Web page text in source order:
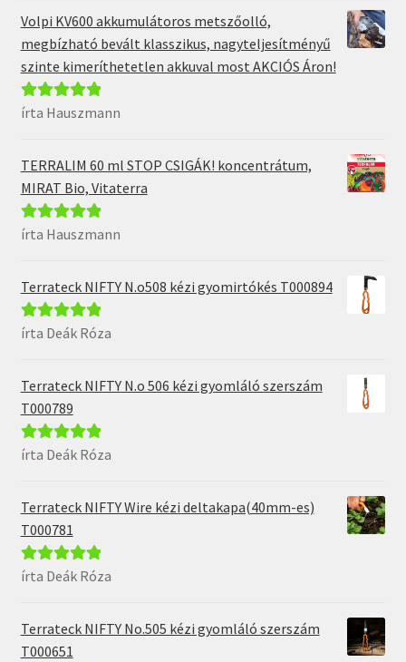
Volpi KV600 akkumulátoros metszőolló,
megbízható bevált klasszikus, nagyteljesítményű
szinte kimeríthetetlen akkuval most AKCIÓS Áron!
Értékelés:5/
írta Hauszmann
TERRALIM 60 ml STOP CSIGÁK! koncentrátum,
MIRAT Bio, Vitaterra
Értékelés:5/
írta Hauszmann
Terrateck NIFTY N.o508 kézi gyomirtókés T000894
Értékelés: 5/
írta Deák Róza
Terrateck NIFTY N.o 506 kézi gyomláló szerszám
T000789
Értékelés: 5/
írta Deák Róza
Terrateck NIFTY Wire kézi deltakapa(40mm-es)
T000781
Értékelés: 5/
írta Deák Róza
Terrateck NIFTY No.505 kézi gyomláló szerszám
T000651